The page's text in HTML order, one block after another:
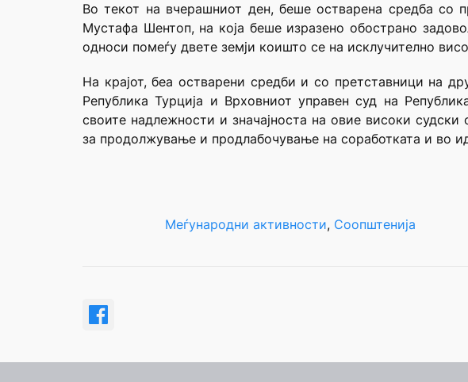
Во текот на вчерашниот ден, беше остварена средба со
Мустафа Шентоп, на која беше изразено обострано
односи помеѓу двете земји коишто се на исклучително
На крајот, беа остварени средби и со претставници на
Република Турција и Врховниот управен суд на
своите надлежности и значајноста на овие високи
за продолжување и продлабочување на соработката и во
Меѓународни активности, Соопштенија